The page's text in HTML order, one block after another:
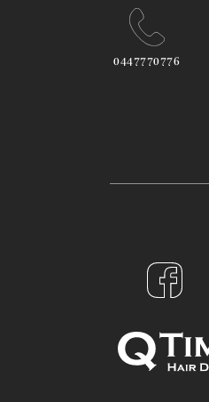
0447770776